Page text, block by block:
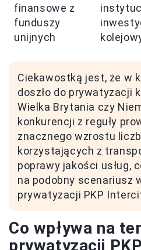
finansowe z
funduszy
unijnych
Ciekawostką jest, że w
doszło do prywatyzacji
Wielka Brytania czy
konkurencji z reguły
znacznego wzrostu
korzystających z
poprawy jakości usług,
na podobny scenariusz
prywatyzacji PKP
Co wpływa na
prywatyzacji